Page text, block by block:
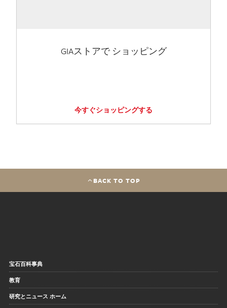
GIAストアで ショッピング
今すぐショッピングする
BACK TO TOP
宝石百科事典
教育
研究とニュース ホーム